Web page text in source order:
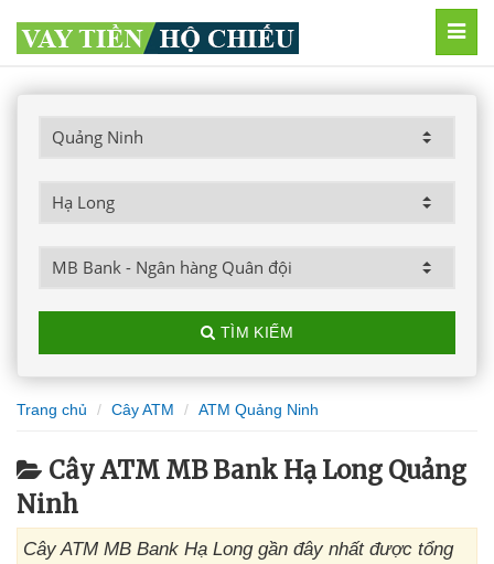
TÌM KIẾM
Trang chủ Cây ATM ATM Quảng Ninh
Cây ATM MB Bank Hạ Long Quảng
Ninh
Cây ATM MB Bank Hạ Long gần đây nhất được tổng